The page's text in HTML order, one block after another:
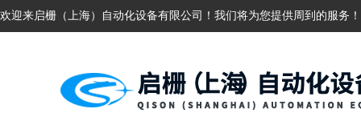
欢迎来启栅（上海）自动化设备有限公司！我们将为您提供周到的服务！